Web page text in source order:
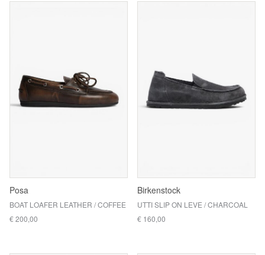
Posa
BOAT LOAFER LEATHER / COFFEE
€ 200,00
Birkenstock
UTTI SLIP ON LEVE / CHARCOAL
€ 160,00